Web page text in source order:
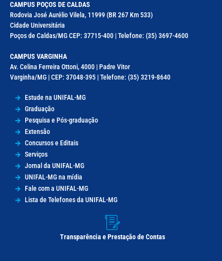
CAMPUS POÇOS DE CALDAS
Rodovia José Aurélio Vilela, 11999 (BR 267 Km 533)
Cidade Universitária
Poços de Caldas/MG CEP: 37715-400 | Telefone: (35) 3697-4600
CAMPUS VARGINHA
Av. Celina Ferreira Ottoni, 4000 | Padre Vitor
Varginha/MG | CEP: 37048-395 | Telefone: (35) 3219-8640
Estude na UNIFAL-MG
Graduação
Pesquisa e Pós-graduação
Extensão
Concursos e Editais
Serviços
Jornal da UNIFAL-MG
UNIFAL-MG na mídia
Fale com a UNIFAL-MG
Lista de Telefones da UNIFAL-MG
Transparência e Prestação de Contas